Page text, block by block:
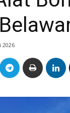
2026